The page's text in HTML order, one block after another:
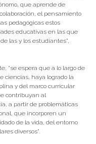
que aprende de
el pensamiento
pedagógicas estos
educativas en las que
las y los estudiantes”,
“se espera que a lo largo de
ciencias, haya logrado la
y del marco curricular
contribuyan al
a partir de problemáticas
que incorporen un
de la vida, del entorno
diversos”.